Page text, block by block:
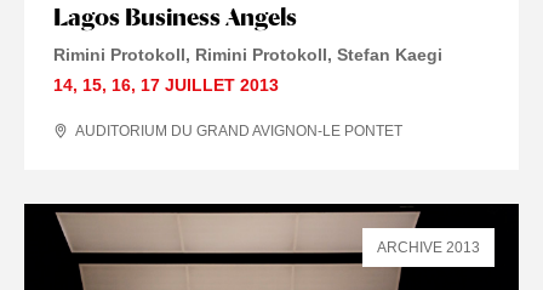
Lagos Business Angels
Rimini Protokoll Rimini Protokoll Stefan Kaegi
14, 15, 16, 17 JUILLET 2013
AUDITORIUM DU GRAND AVIGNON-LE PONTET
ARCHIVE 2013